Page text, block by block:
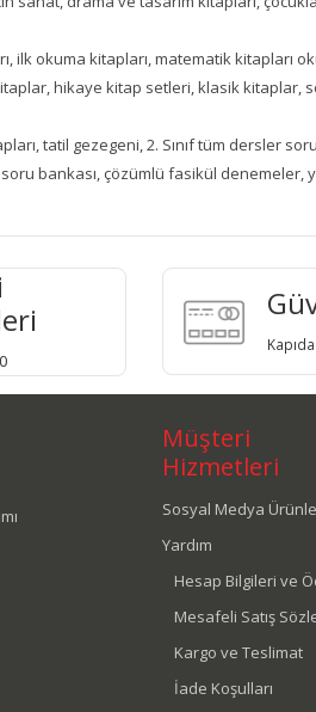
ilk okuma kitapları, matematik kitapları
hikaye kitap setleri, klasik kitaplar,
tatil gezegeni, 2. Sınıf tüm dersler
soru bankası, çözümlü fasikül
Müşteri
Hizmetleri
Sosyal Medya
Yardım
Hesap Bilgileri ve
Mesafeli Satış
Kargo ve Teslimat
İade Koşulları